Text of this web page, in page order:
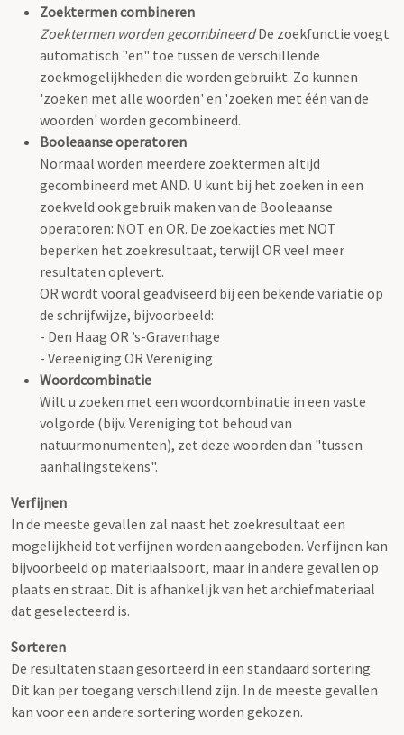
Zoektermen combineren
Zoektermen worden gecombineerdDe zoekfunctie voegt
automatisch "en" toe tussen de verschillende
zoekmogelijkheden die worden gebruikt. Zo kunnen
'zoeken met alle woorden' en 'zoeken met één van de
woorden' worden gecombineerd.
Booleaanse operatoren
Normaal worden meerdere zoektermen altijd
gecombineerd met AND. U kunt bij het zoeken in een
zoekveld ook gebruik maken van de Booleaanse
operatoren: NOT en OR. De zoekacties met NOT
beperken het zoekresultaat, terwijl OR veel meer
resultaten oplevert.
OR wordt vooral geadviseerd bij een bekende variatie op
de schrijfwijze, bijvoorbeeld:
- Den Haag OR ’s-Gravenhage
- Vereeniging OR Vereniging
Woordcombinatie
Wilt u zoeken met een woordcombinatie in een vaste
volgorde (bijv. Vereniging tot behoud van
natuurmonumenten), zet deze woorden dan "tussen
aanhalingstekens".
Verfijnen
In de meeste gevallen zal naast het zoekresultaat een
mogelijkheid tot verfijnen worden aangeboden. Verfijnen kan
bijvoorbeeld op materiaalsoort, maar in andere gevallen op
plaats en straat. Dit is afhankelijk van het archiefmateriaal
dat geselecteerd is.
Sorteren
De resultaten staan gesorteerd in een standaard sortering.
Dit kan per toegang verschillend zijn. In de meeste gevallen
kan voor een andere sortering worden gekozen.